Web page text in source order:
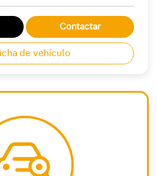
Contactar
de vehículo